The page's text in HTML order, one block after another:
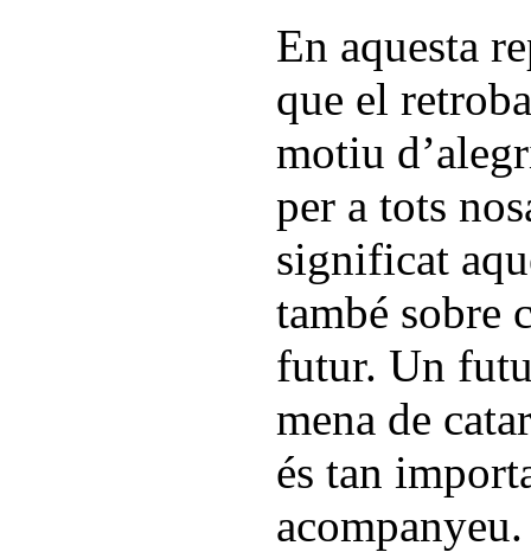
En aquesta
que el
motiu
per a tots
significat
també sobre
futur. Un
mena de
és tan
acompanyeu.